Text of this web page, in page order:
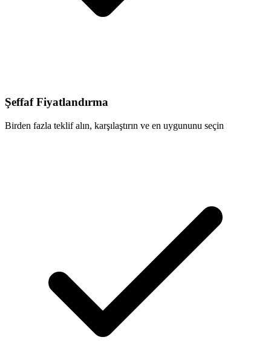
Şeffaf Fiyatlandırma
Birden fazla teklif alın, karşılaştırın ve en uygununu seçin